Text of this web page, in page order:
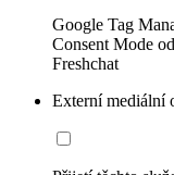
Google Tag
Consent Mode
Freshchat
Externí mediální